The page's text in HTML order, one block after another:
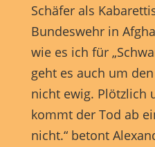
Schäfer als
Bundeswehr in
wie es ich für
geht es auch um
nicht ewig. Plötzlich
kommt der Tod ab
nicht.“ betont